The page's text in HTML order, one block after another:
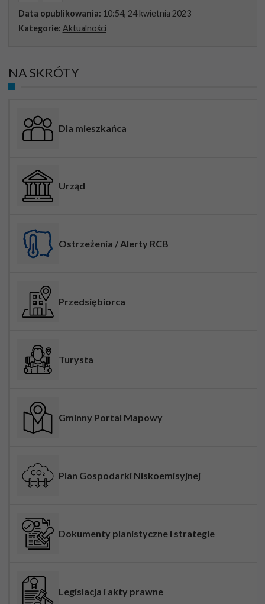
Data opublikowania: 10:54, 24 kwietnia 2023
Kategorie: Aktualności
NA SKRÓTY
Dla mieszkańca
Urząd
Ostrzeżenia / Alerty RCB
Przedsiębiorca
Turysta
Gminny Portal Mapowy
Plan Gospodarki Niskoemisyjnej
Dokumenty planistyczne i strategie
Legislacja i akty prawne